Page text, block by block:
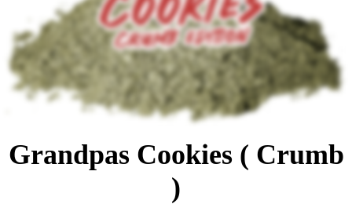
Grandpas Cookies ( Crumb
)